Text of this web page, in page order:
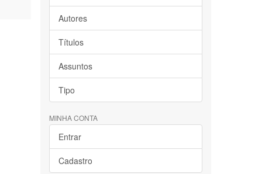
Autores
Títulos
Assuntos
Tipo
MINHA CONTA
Entrar
Cadastro